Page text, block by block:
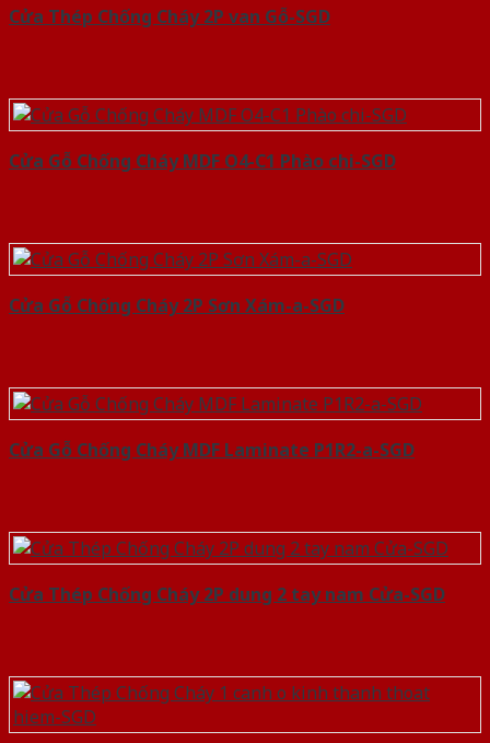
Cửa Thép Chống Cháy 2P van Gỗ-SGD
Cửa Gỗ Chống Cháy MDF O4-C1 Phào chi-SGD
Cửa Gỗ Chống Cháy 2P Sơn Xám-a-SGD
Cửa Gỗ Chống Cháy MDF Laminate P1R2-a-SGD
Cửa Thép Chống Cháy 2P dung 2 tay nam Cửa-SGD